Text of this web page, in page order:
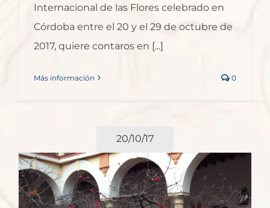
Internacional de las Flores celebrado en
Córdoba entre el 20 y el 29 de octubre de
2017, quiere contaros en [...]
Más información 0
20/10/17